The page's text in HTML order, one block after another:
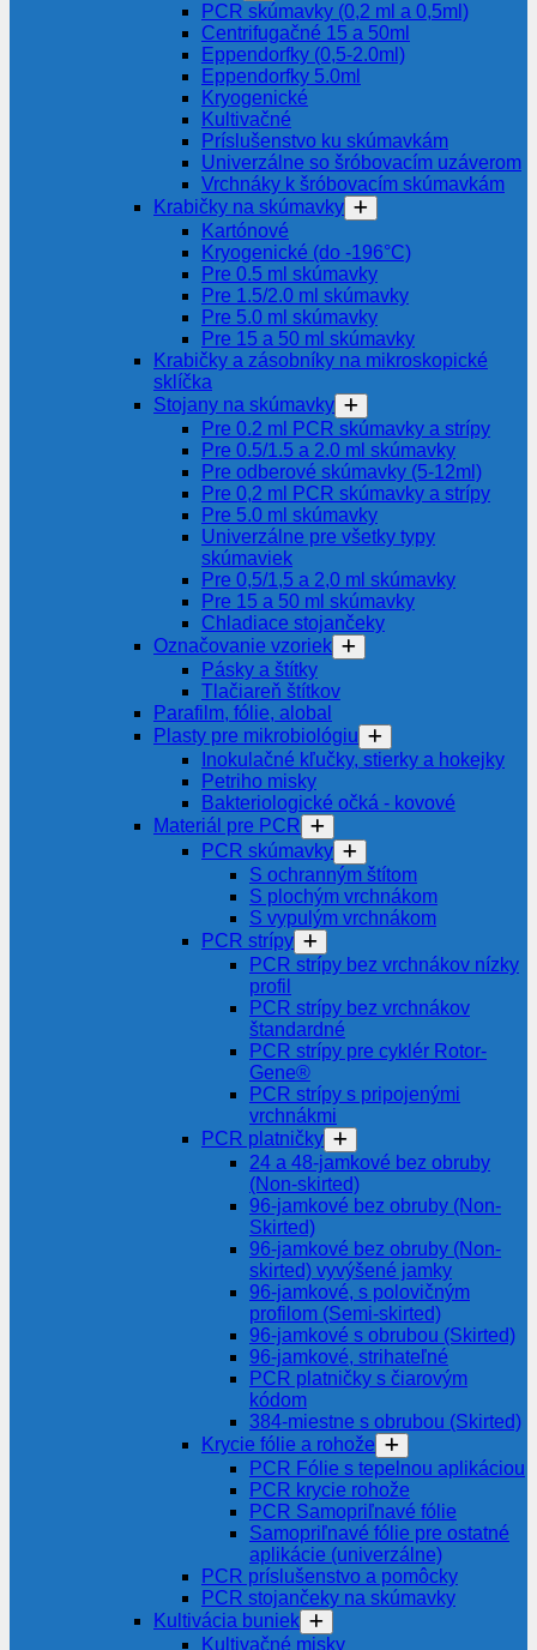
PCR skúmavky (0,2 ml a 0,5ml)
Centrifugačné 15 a 50ml
Eppendorfky (0,5-2.0ml)
Eppendorfky 5.0ml
Kryogenické
Kultivačné
Príslušenstvo ku skúmavkám
Univerzálne so šróbovacím uzáverom
Vrchnáky k šróbovacím skúmavkám
Krabičky na skúmavky
Kartónové
Kryogenické (do -196°C)
Pre 0.5 ml skúmavky
Pre 1.5/2.0 ml skúmavky
Pre 5.0 ml skúmavky
Pre 15 a 50 ml skúmavky
Krabičky a zásobníky na mikroskopické
sklíčka
Stojany na skúmavky
Pre 0.2 ml PCR skúmavky a strípy
Pre 0.5/1.5 a 2.0 ml skúmavky
Pre odberové skúmavky (5-12ml)
Pre 0,2 ml PCR skúmavky a strípy
Pre 5.0 ml skúmavky
Univerzálne pre všetky typy
skúmaviek
Pre 0,5/1,5 a 2,0 ml skúmavky
Pre 15 a 50 ml skúmavky
Chladiace stojančeky
Označovanie vzoriek
Pásky a štítky
Tlačiareň štítkov
Parafilm, fólie, alobal
Plasty pre mikrobiológiu
Inokulačné kľučky, stierky a hokejky
Petriho misky
Bakteriologické očká - kovové
Materiál pre PCR
PCR skúmavky
S ochranným štítom
S plochým vrchnákom
S vypulým vrchnákom
PCR strípy
PCR strípy bez vrchnákov nízky
profil
PCR strípy bez vrchnákov
štandardné
PCR strípy pre cyklér Rotor-
Gene®
PCR strípy s pripojenými
vrchnákmi
PCR platničky
24 a 48-jamkové bez obruby
(Non-skirted)
96-jamkové bez obruby (Non-
Skirted)
96-jamkové bez obruby (Non-
skirted) vyvýšené jamky
96-jamkové, s polovičným
profilom (Semi-skirted)
96-jamkové s obrubou (Skirted)
96-jamkové, strihateľné
PCR platničky s čiarovým
kódom
384-miestne s obrubou (Skirted)
Krycie fólie a rohože
PCR Fólie s tepelnou aplikáciou
PCR krycie rohože
PCR Samopriľnavé fólie
Samopriľnavé fólie pre ostatné
aplikácie (univerzálne)
PCR príslušenstvo a pomôcky
PCR stojančeky na skúmavky
Kultivácia buniek
Kultivačné misky